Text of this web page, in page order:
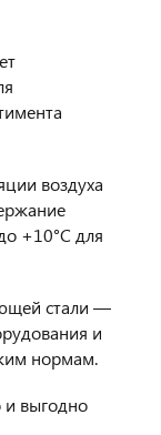
воздуха
+10°C для
стали —
и
нормам.
и выгодно